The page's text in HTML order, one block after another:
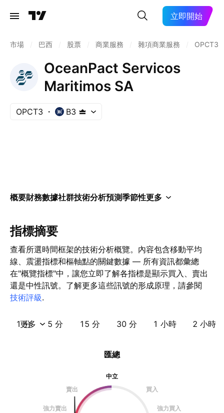
立即開始
市場 巴西 股票 商業服務 雜項商業服務 OPCT3
OceanPact Servicos
Maritimos SA
OPCT3 B3
概要財務數據社群技術分析預測季節性更多
指標摘要
查看所選時間框架的技術分析概覽。內容包含移動平均
線、震盪指標和樞軸點的關鍵數據 — 所有資訊都彙總
在"概覽指標"中，讓您立即了解各指標是顯示買入、賣出
還是中性訊號。了解更多這些訊號的形成原理，請參閱
技術評級.
1 分 5 分 15 分 30 分 1 小時 2 小時
更多
匯總
中立
賣出
買入
強力賣出 強力買入